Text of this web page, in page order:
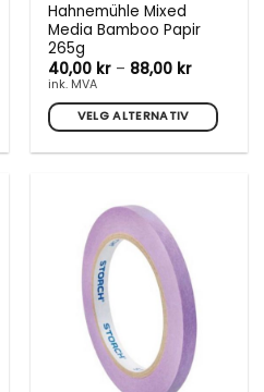
Hahnemühle Mixed
Media Bamboo Papir
265g
40,00 kr – 88,00 kr
88,00 kr
ink. MVA
VELG ALTERNATIV
varianter.
Alternativene
velges
produktsiden